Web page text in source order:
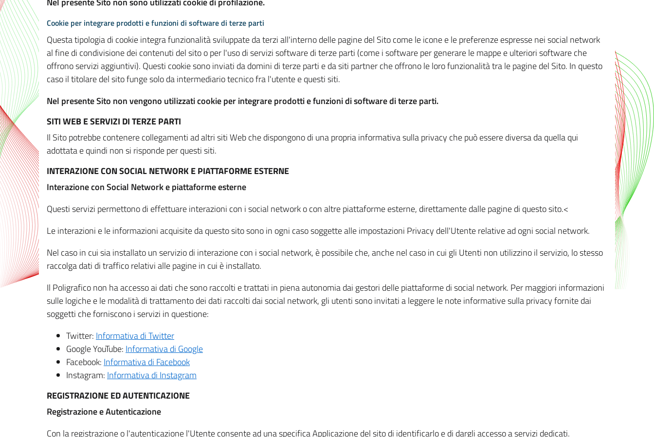
Cookie per integrare prodotti e funzioni di software di terze parti
Questa tipologia di cookie integra funzionalità sviluppate da terzi all'interno delle pagine del Sito come le icone e le preferenze espresse nei social network
al fine di condivisione dei contenuti del sito o per l'uso di servizi software di terze parti (come i software per generare le mappe e ulteriori software che
offrono servizi aggiuntivi). Questi cookie sono inviati da domini di terze parti e da siti partner che offrono le loro funzionalità tra le pagine del Sito. In questo
caso il titolare del sito funge solo da intermediario tecnico fra l'utente e questi siti.
Nel presente Sito non vengono utilizzati cookie per integrare prodotti e funzioni di software di terze parti.
SITI WEB E SERVIZI DI TERZE PARTI
Il Sito potrebbe contenere collegamenti ad altri siti Web che dispongono di una propria informativa sulla privacy che può essere diversa da quella qui
adottata e quindi non si risponde per questi siti.
INTERAZIONE CON SOCIAL NETWORK E PIATTAFORME ESTERNE
Interazione con Social Network e piattaforme esterne
Questi servizi permettono di effettuare interazioni con i social network o con altre piattaforme esterne, direttamente dalle pagine di questo sito.<
Le interazioni e le informazioni acquisite da questo sito sono in ogni caso soggette alle impostazioni Privacy dell'Utente relative ad ogni social network.
Nel caso in cui sia installato un servizio di interazione con i social network, è possibile che, anche nel caso in cui gli Utenti non utilizzino il servizio, lo stesso
raccolga dati di traffico relativi alle pagine in cui è installato.
Il Poligrafico non ha accesso ai dati che sono raccolti e trattati in piena autonomia dai gestori delle piattaforme di social network. Per maggiori informazioni
sulle logiche e le modalità di trattamento dei dati raccolti dai social network, gli utenti sono invitati a leggere le note informative sulla privacy fornite dai
soggetti che forniscono i servizi in questione:
Twitter: Informativa di Twitter
Google YouTube: Informativa di Google
Facebook: Informativa di Facebook
Instagram: Informativa di Instagram
REGISTRAZIONE ED AUTENTICAZIONE
Registrazione e Autenticazione
Con la registrazione o l'autenticazione l'Utente consente ad una specifica Applicazione del sito di identificarlo e di dargli accesso a servizi dedicati.